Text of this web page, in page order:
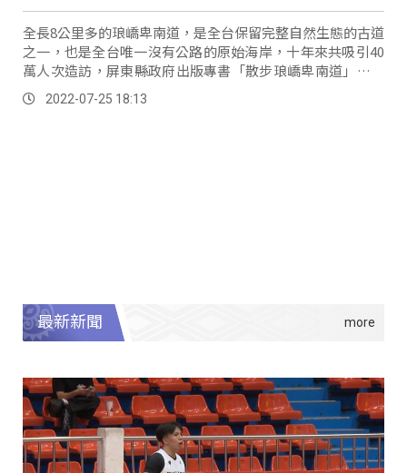
全長8公里多的琅嶠卑南道，是全台保留完整自然生態的古道
之一，也是全台唯一沒有公路的原始海岸，十年來共吸引40
萬人次造訪，屏東縣政府出版專書「散步琅嶠卑南道」，記
錄這條歷史古道的人文自然風貌。
2022-07-25 18:13
最新新聞